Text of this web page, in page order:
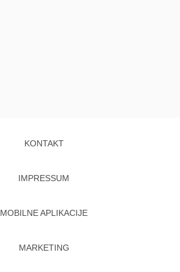
KONTAKT
IMPRESSUM
MOBILNE APLIKACIJE
MARKETING